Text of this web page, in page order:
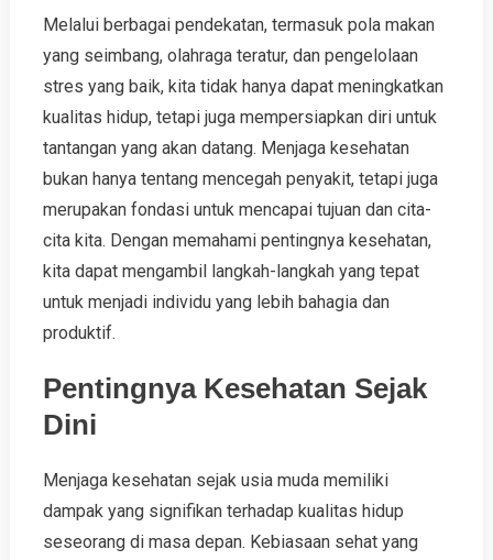
Melalui berbagai pendekatan, termasuk pola makan
yang seimbang, olahraga teratur, dan pengelolaan
stres yang baik, kita tidak hanya dapat meningkatkan
kualitas hidup, tetapi juga mempersiapkan diri untuk
tantangan yang akan datang. Menjaga kesehatan
bukan hanya tentang mencegah penyakit, tetapi juga
merupakan fondasi untuk mencapai tujuan dan cita-
cita kita. Dengan memahami pentingnya kesehatan,
kita dapat mengambil langkah-langkah yang tepat
untuk menjadi individu yang lebih bahagia dan
produktif.
Pentingnya Kesehatan Sejak
Dini
Menjaga kesehatan sejak usia muda memiliki
dampak yang signifikan terhadap kualitas hidup
seseorang di masa depan. Kebiasaan sehat yang